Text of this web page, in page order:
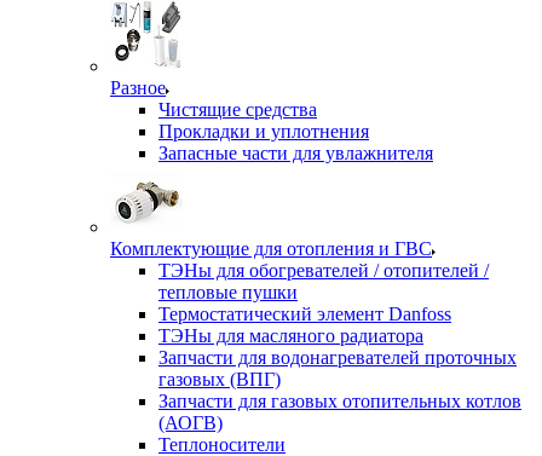
Разное
Чистящие средства
Прокладки и уплотнения
Запасные части для увлажнителя
Комплектующие для отопления и ГВС
ТЭНы для обогревателей / отопителей /
тепловые пушки
Термостатический элемент Danfoss
ТЭНы для масляного радиатора
Запчасти для водонагревателей проточных
газовых (ВПГ)
Запчасти для газовых отопительных котлов
(АОГВ)
Теплоносители